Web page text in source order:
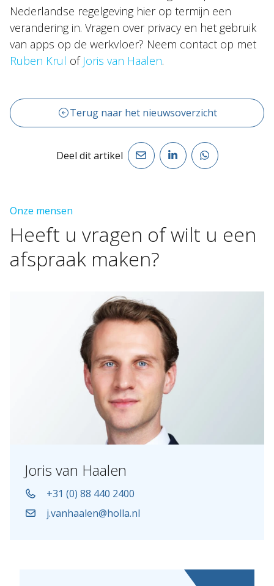
Nederlandse regelgeving hier op termijn een
verandering in. Vragen over privacy en het gebruik
van apps op de werkvloer? Neem contact op met
Ruben Krul of Joris van Haalen.
Terug naar het nieuwsoverzicht
Deel dit artikel
Onze mensen
Heeft u vragen ofwilt u een
afspraak maken?
Joris van Haalen
+31 (0) 88 440 2400
j.vanhaalen@holla.nl